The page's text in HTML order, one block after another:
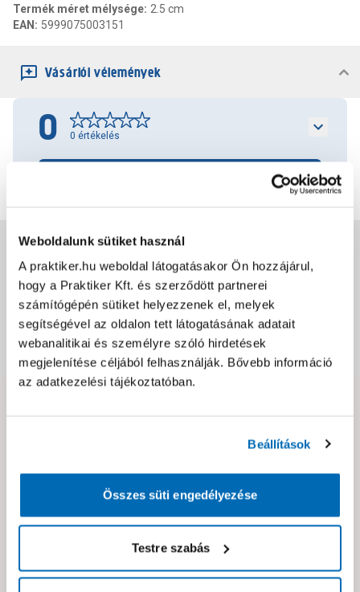
Weboldalunk sütiket használ
A praktiker.hu weboldal látogatásakor Ön hozzájárul,
hogy a Praktiker Kft. és szerződött partnerei
számítógépén sütiket helyezzenek el, melyek
segítségével az oldalon tett látogatásának adatait
webanalitikai és személyre szóló hirdetések
megjelenítése céljából felhasználják. Bővebb információ
az adatkezelési tájékoztatóban.
Beállítások
Összes süti engedélyezése
Testre szabás
Termék méret mélysége: 2.5 cm
EAN : 5999075003151
Vásárlói vélemények
0 0 értékelés
Jótállás, szavatosság
Csomagolási és súly információk
Dokumentumok, felelős személy
Neked ajánljuk!